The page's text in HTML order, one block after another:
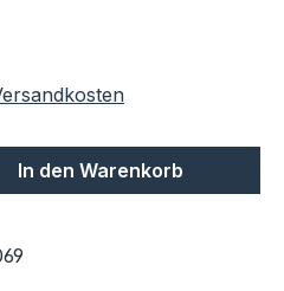
den
In den Warenkorb